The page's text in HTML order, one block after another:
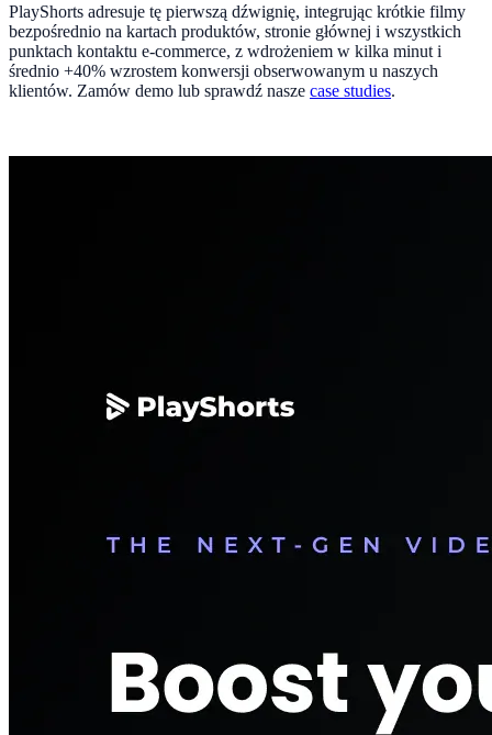
PlayShorts adresuje tę pierwszą dźwignię, integrując krótkie filmy
bezpośrednio na kartach produktów, stronie głównej i wszystkich
punktach kontaktu e-commerce, z wdrożeniem w kilka minut i
średnio +40% wzrostem konwersji obserwowanym u naszych
klientów. Zamów demo lub sprawdź nasze case studies.